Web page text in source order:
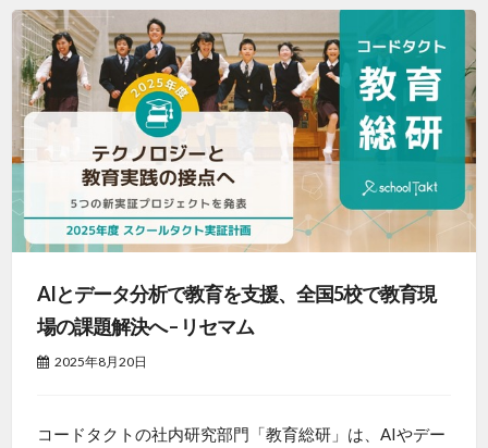
AIとデータ分析で教育を支援、全国5校で教育現
場の課題解決へ – リセマム
2025年8月20日
コードタクトの社内研究部門「教育総研」は、AIやデー